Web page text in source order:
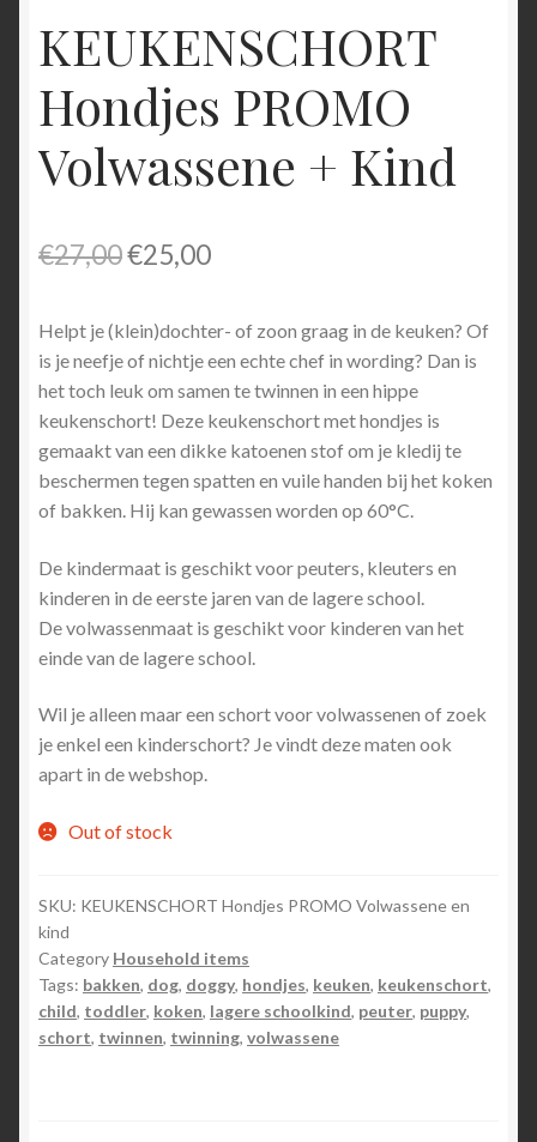
KEUKENSCHORT
Hondjes PROMO
Volwassene + Kind
€27,00Original
was:
€27,00.
€25,00Current
is:
€25,00.
Helpt je (klein)dochter- of zoon graag in de keuken? Of
is je neefje of nichtje een echte chef in wording? Dan is
het toch leuk om samen te twinnen in een hippe
keukenschort! Deze keukenschort met hondjes is
gemaakt van een dikke katoenen stof om je kledij te
beschermen tegen spatten en vuile handen bij het koken
of bakken. Hij kan gewassen worden op 60°C.
De kindermaat is geschikt voor peuters, kleuters en
kinderen in de eerste jaren van de lagere school.
De volwassenmaat is geschikt voor kinderen van het
einde van de lagere school.
Wil je alleen maar een schort voor volwassenen of zoek
je enkel een kinderschort? Je vindt deze maten ook
apart in de webshop.
Out of stock
SKU: KEUKENSCHORT Hondjes PROMO Volwassene en
kind
Category Household items
Tags: bakken, dog, doggy, hondjes, keuken, keukenschort,
child, toddler, koken, lagere schoolkind, peuter, puppy,
schort, twinnen, twinning, volwassene